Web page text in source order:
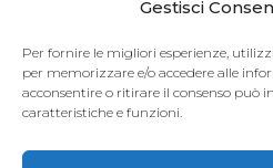
Gestisci
Per fornire le migliori esperienze,
per memorizzare e/o accedere alle
acconsentire o ritirare il consenso può
caratteristiche e funzioni.